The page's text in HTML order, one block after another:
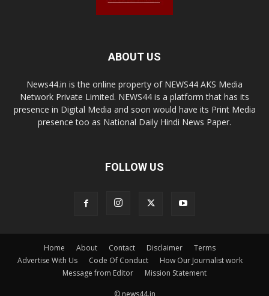
ABOUT US
News44.in is the online property of NEWS44 AKS Media
Network Private Limited. NEWS44 is a platform that has its
presence in Digital Media and soon would have its Print Media
presence too as National Daily Hindi News Paper.
FOLLOW US
Home About Contact Disclaimer
Terms
Advertise With Us
Code Of Conduct
How Our Journalist work
Message from Editor
Mission Statement
© news44.in